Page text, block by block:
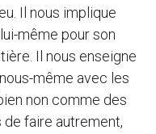
Il nous implique
même pour son
Il nous enseigne
même avec les
non comme des
faire autrement,